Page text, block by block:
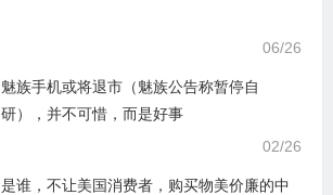
06/26
魅族手机或将退市（魅族公告称暂停自
研），并不可惜，而是好事
02/26
是谁，不让美国消费者，购买物美价廉的中